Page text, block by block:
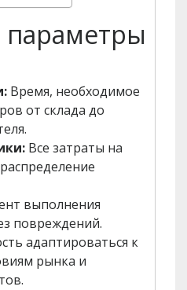
Время, необходимое
от склада до
Все затраты на
выполнения
повреждений.
адаптироваться к
рынка и